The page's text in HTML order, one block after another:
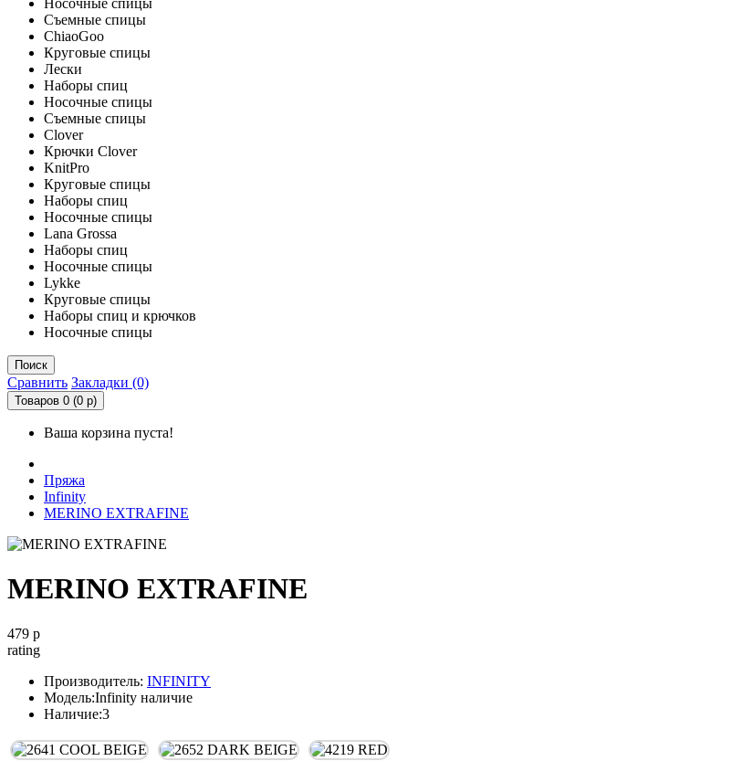
Носочные спицы
Съемные спицы
ChiaoGoo
Круговые спицы
Лески
Наборы спиц
Носочные спицы
Съемные спицы
Clover
Крючки Clover
KnitPro
Круговые спицы
Наборы спиц
Носочные спицы
Lana Grossa
Наборы спиц
Носочные спицы
Lykke
Круговые спицы
Наборы спиц и крючков
Носочные спицы
Поиск
Сравнить Закладки (0)
Товаров 0 (0 р)
Ваша корзина пуста!
Пряжа
Infinity
MERINO EXTRAFINE
MERINO EXTRAFINE
479 р
rating
Производитель: INFINITY
Модель:Infinity наличие
Наличие:3